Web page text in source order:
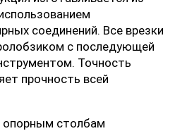
соединений. Все врезки
с последующей
Точность
прочность всей
опорным столбам